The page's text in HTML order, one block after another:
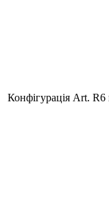
Конфігурація Art. R6